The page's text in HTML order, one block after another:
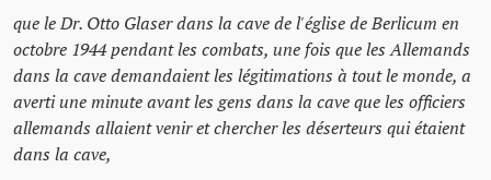
que le Dr. Otto Glaser dans la cave de l'église de Berlicum en
octobre 1944 pendant les combats, une fois que les Allemands
dans la cave demandaient les légitimations à tout le monde, a
averti une minute avant les gens dans la cave que les officiers
allemands allaient venir et chercher les déserteurs qui étaient
dans la cave,